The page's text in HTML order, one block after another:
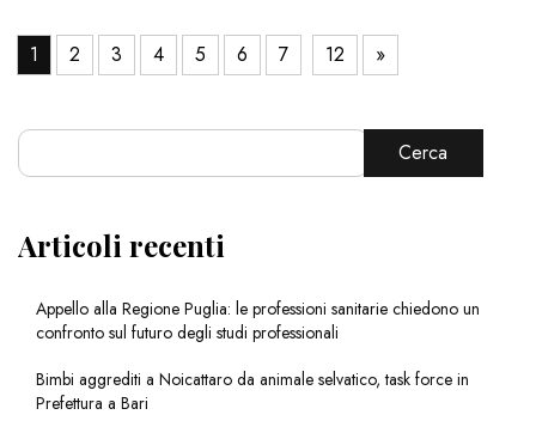
1 2 3 4 5 6 7 12 »
Cerca
Articoli recenti
Appello alla Regione Puglia: le professioni sanitarie chiedono un
confronto sul futuro degli studi professionali
Bimbi aggrediti a Noicattaro da animale selvatico, task force in
Prefettura a Bari